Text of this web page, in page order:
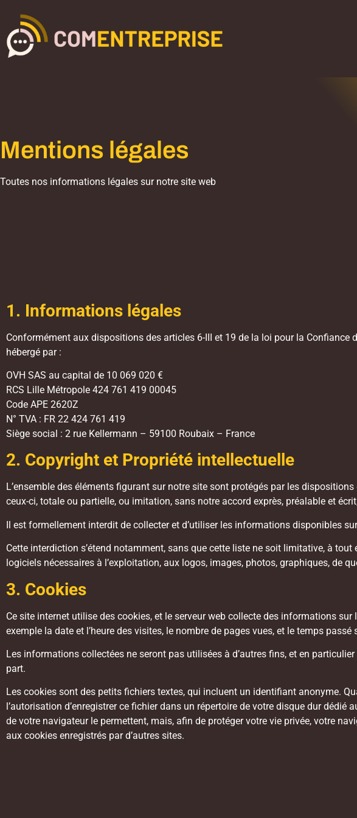
Mentions légales
Toutes nos informations légales sur notre site web
1. Informations légales
Conformément aux dispositions des articles 6-III et 19 de la loi pour la
hébergé par :
OVH SAS au capital de 10 069 020 €
RCS Lille Métropole 424 761 419 00045
Code APE 2620Z
N° TVA : FR 22 424 761 419
Siège social : 2 rue Kellermann – 59100 Roubaix – France
2. Copyright et Propriété intellectuelle
L’ensemble des éléments figurant sur notre site sont protégés par les
ceux-ci, totale ou partielle, ou imitation, sans notre accord exprès, préalable et
Il est formellement interdit de collecter et d’utiliser les informations disponibles
Cette interdiction s’étend notamment, sans que cette liste ne soit limitative, à
logiciels nécessaires à l’exploitation, aux logos, images, photos, graphiques, de
3. Cookies
Ce site internet utilise des cookies, et le serveur web collecte des informations
exemple la date et l’heure des visites, le nombre de pages vues, et le temps passé
Les informations collectées ne seront pas utilisées à d’autres fins, et en
part.
Les cookies sont des petits fichiers textes, qui incluent un identifiant anonyme.
l’autorisation d’enregistrer ce fichier dans un répertoire de votre disque dur
de votre navigateur le permettent, mais, afin de protéger votre vie privée, votre
aux cookies enregistrés par d’autres sites.